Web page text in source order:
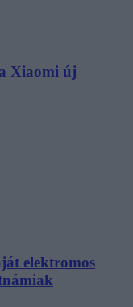
Xiaomi új
elektromos